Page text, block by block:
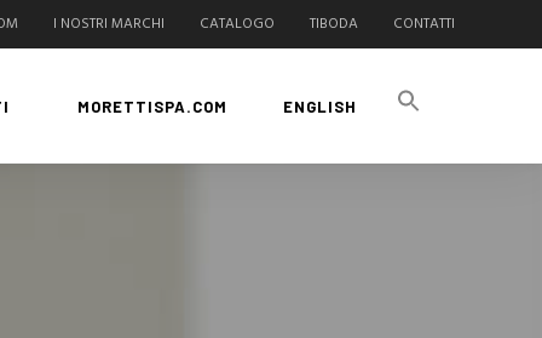
I NOSTRI MARCHI CATALOGO TIBODA CONTATTI
MORETTISPA.COM ENGLISH